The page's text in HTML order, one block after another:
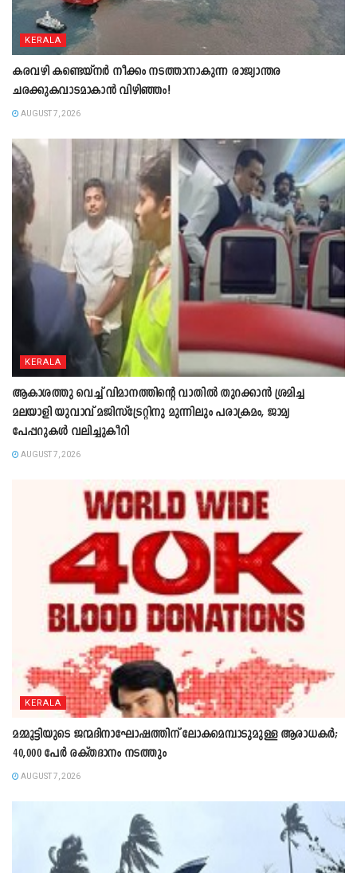
KERALA
കരവഴി കണ്ടെയ്നർ നീക്കം നടത്താനാകുന്ന രാജ്യാന്തര
ചരക്കുകവാടമാകാൻ വിഴിഞ്ഞം!
AUGUST 7, 2026
KERALA
ആകാശത്തു വെച്ച് വിമാനത്തിന്റെ വാതില്‍ തുറക്കാന്‍ ശ്രമിച്ച
മലയാളി യുവാവ് മജിസ്ട്രേറ്റിനു മുന്നിലും പരാക്രമം, ജാമ്യ
പേപ്പറുകൾ വലിച്ചുകീറി
AUGUST 7, 2026
KERALA
മമ്മൂട്ടിയുടെ ജന്മദിനാഘോഷത്തിന് ലോകമെമ്പാടുമുള്ള ആരാധകർ;
40,000 പേർ രക്തദാനം നടത്തും
AUGUST 7, 2026